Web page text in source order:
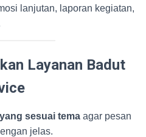
lanjutan, laporan kegiatan,
Layanan Badut
sesuai tema agar pesan
jelas.